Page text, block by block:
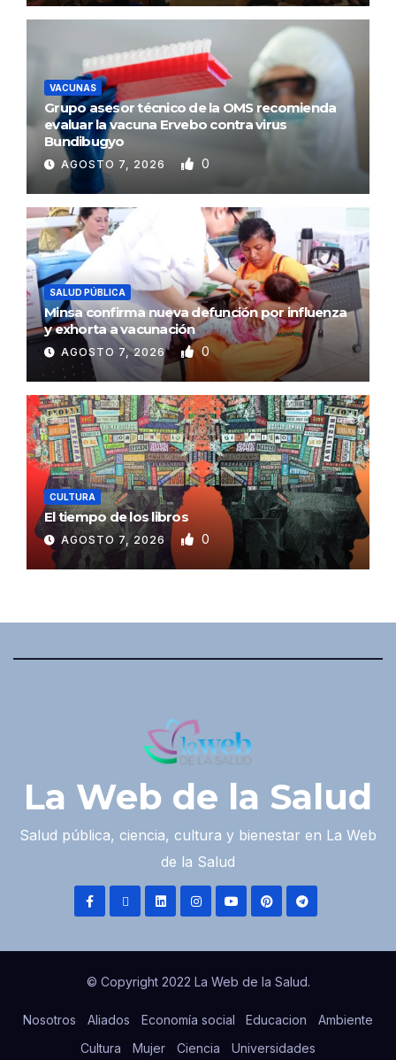
VACUNAS
Grupo asesor técnico de la OMS recomienda
evaluar la vacuna Ervebo contra virus
Bundibugyo
AGOSTO 7, 2026 0
SALUD PÚBLICA
Minsa confirma nueva defunción por influenza
y exhorta a vacunación
AGOSTO 7, 2026 0
CULTURA
El tiempo de los libros
AGOSTO 7, 2026 0
La Web de la Salud
Salud pública, ciencia, cultura y bienestar en La Web
de la Salud
© Copyright 2022 La Web de la Salud.
Nosotros Aliados Economía social Educacion
Ambiente
Cultura
Mujer Ciencia Universidades